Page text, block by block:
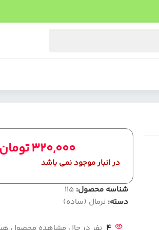
320,000تومان
در انبار موجود نمی باشد
شناسه محصول: 115
دسته: نرمال (ساده)